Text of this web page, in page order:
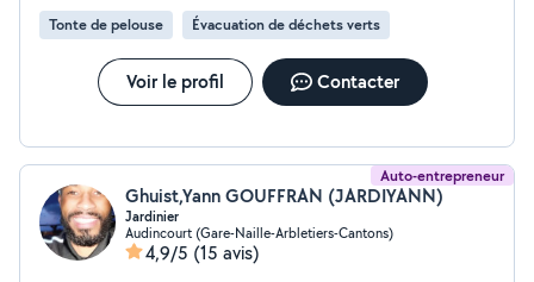
mais surtout de qualité . J'ai tout le matériel nécessaire !
Et réparation trottinette électrique avec achat pneu et
pièces avec montage et retouche peinture et peinture
complète, et rachat trontinette a réparés
Tonte de pelouse Évacuation de déchets verts
Voir le profil Contacter
Auto-entrepreneur
Ghuist,Yann GOUFFRAN (JARDIYANN)
Jardinier
Audincourt (Gare-Naille-Arbletiers-Cantons)
4,9/5 (15 avis)